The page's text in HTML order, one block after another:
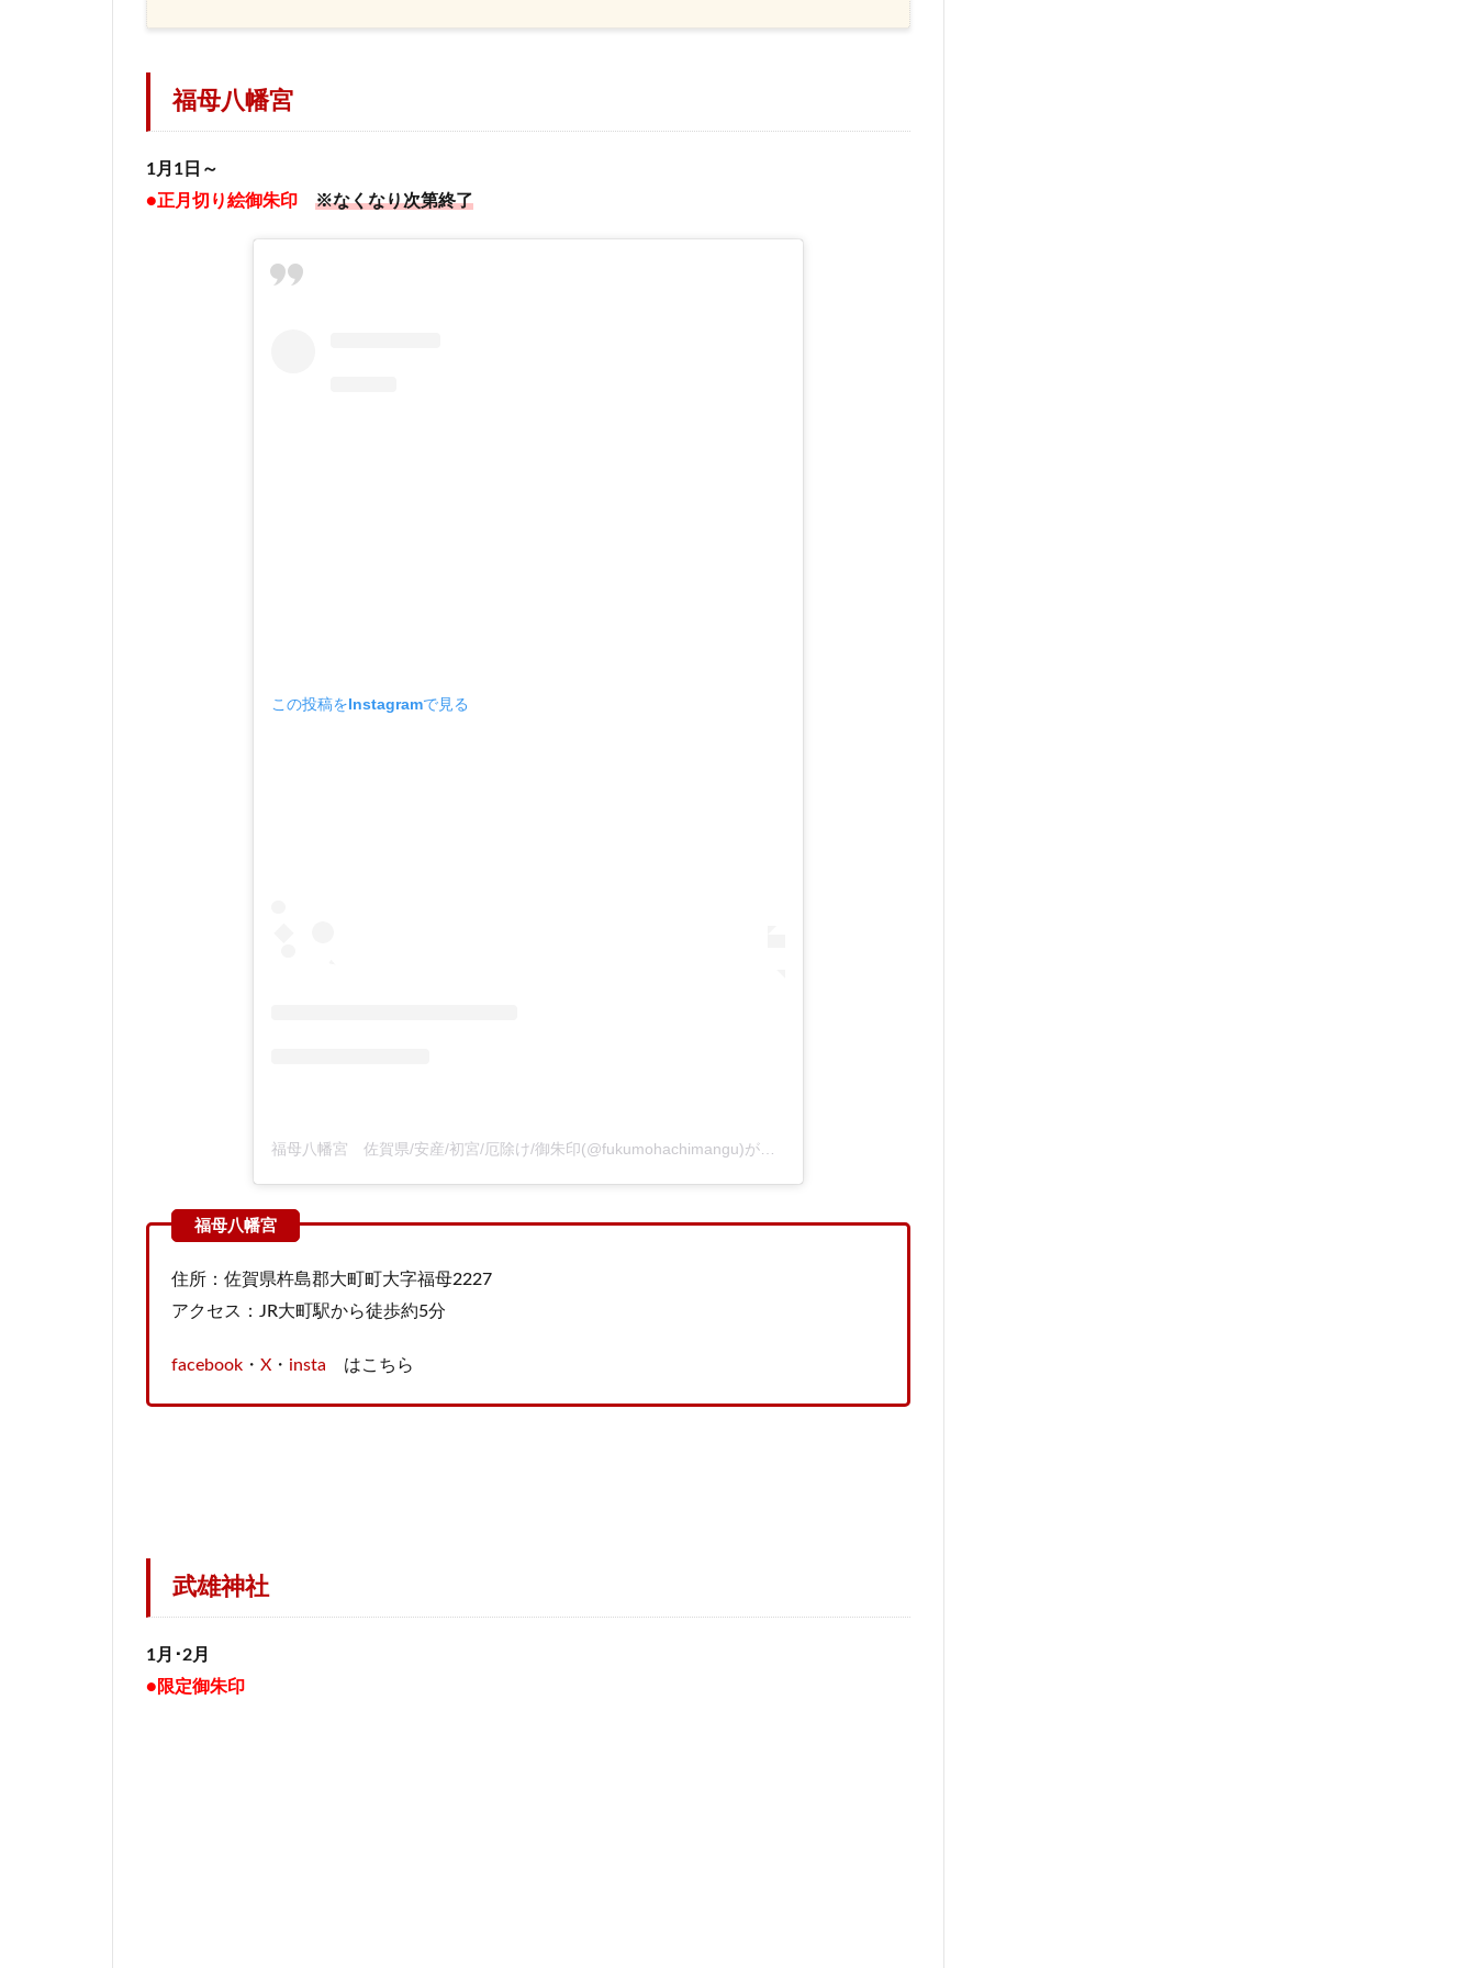
福母八幡宮
1月1日～
●正月切り絵御朱印 ※なくなり次第終了
この投稿をInstagramで見る
福母八幡宮 佐賀県/安産/初宮/厄除け/御朱印(@fukumohachimangu)がシェアした投稿
住所：佐賀県杵島郡大町町大字福母2227
アクセス：JR大町駅から徒歩約5分
facebook ・ X ・ insta はこちら
武雄神社
1月･2月
●限定御朱印